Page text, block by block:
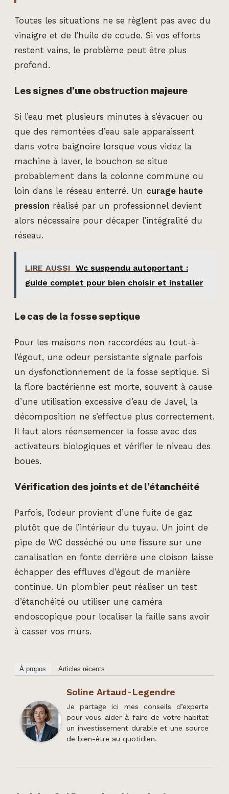
Toutes les situations ne se règlent pas avec du
vinaigre et de l’huile de coude. Si vos efforts
restent vains, le problème peut être plus
profond.
Les signes d’une obstruction majeure
Si l’eau met plusieurs minutes à s’évacuer ou
que des remontées d’eau sale apparaissent
dans votre baignoire lorsque vous videz la
machine à laver, le bouchon se situe
probablement dans la colonne commune ou
loin dans le réseau enterré. Un curage haute
pression réalisé par un professionnel devient
alors nécessaire pour décaper l’intégralité du
réseau.
LIRE AUSSI Wc suspendu autoportant :
guide complet pour bien choisir et installer
Le cas de la fosse septique
Pour les maisons non raccordées au tout-à-
l’égout, une odeur persistante signale parfois
un dysfonctionnement de la fosse septique. Si
la flore bactérienne est morte, souvent à cause
d’une utilisation excessive d’eau de Javel, la
décomposition ne s’effectue plus correctement.
Il faut alors réensemencer la fosse avec des
activateurs biologiques et vérifier le niveau des
boues.
Vérification des joints et de l’étanchéité
Parfois, l’odeur provient d’une fuite de gaz
plutôt que de l’intérieur du tuyau. Un joint de
pipe de WC desséché ou une fissure sur une
canalisation en fonte derrière une cloison laisse
échapper des effluves d’égout de manière
continue. Un plombier peut réaliser un test
d’étanchéité ou utiliser une caméra
endoscopique pour localiser la faille sans avoir
à casser vos murs.
À propos Articles récents
Soline Artaud-Legendre
Je partage ici mes conseils d’experte
pour vous aider à faire de votre habitat
un investissement durable et une source
de bien-être au quotidien.